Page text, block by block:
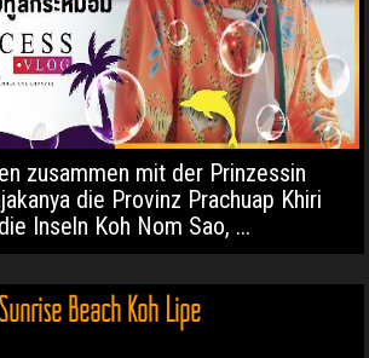
zusammen mit der Prinzessin
die Provinz Prachuap Khiri
Inseln Koh Nom Sao, ...
Sunrise Beach Koh Lipe